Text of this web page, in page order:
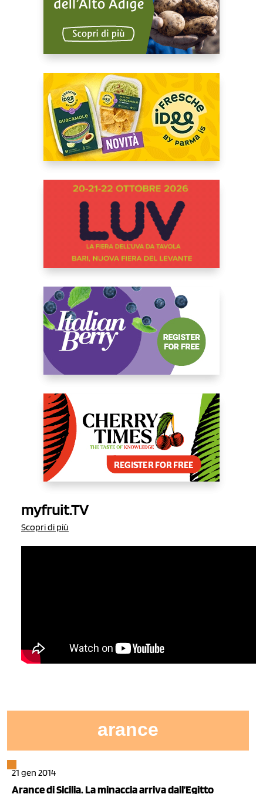
myfruit.TV
Scopri di più
arance
21 gen 2014
Arance di Sicilia. La minaccia arriva dall’Egitto